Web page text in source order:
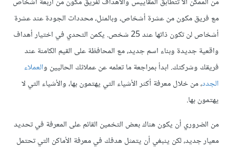
مع فريق مكون من عشرة أشخاص، وبالمثل، محددات الجودة عند عشرة
أشخاص لن تكون ذاتها عند 25 شخص. يكمن التحدي في اختيار أهداف
واقعية جديدة وبناء اسم جديد، مع المحافظة على القيم الكامنة عند
فريقك وشركتك. ابدأ بمراجعة ما تعلمه عن عملائك الحاليين والعملاء
الجدد، من خلال معرفة أكثر الأشياء التي يهتمون بها، والأشياء التي لا
يهتمون بها.
من الضروري أن يكون هناك بعض التخمين القائم على المعرفة في تحديد
معيار جديد، لكن ينبغي أن يتمثل هدفك في معرفة الأماكن التي تحتمل